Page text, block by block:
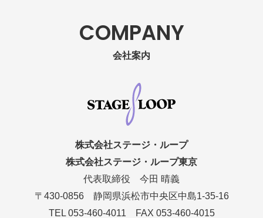
COMPANY
会社案内
株式会社ステージ・ループ
株式会社ステージ・ループ東京
代表取締役 今田 晴義
〒430-0856 静岡県浜松市中央区中島1-35-16
TEL 053-460-4011 FAX 053-460-4015